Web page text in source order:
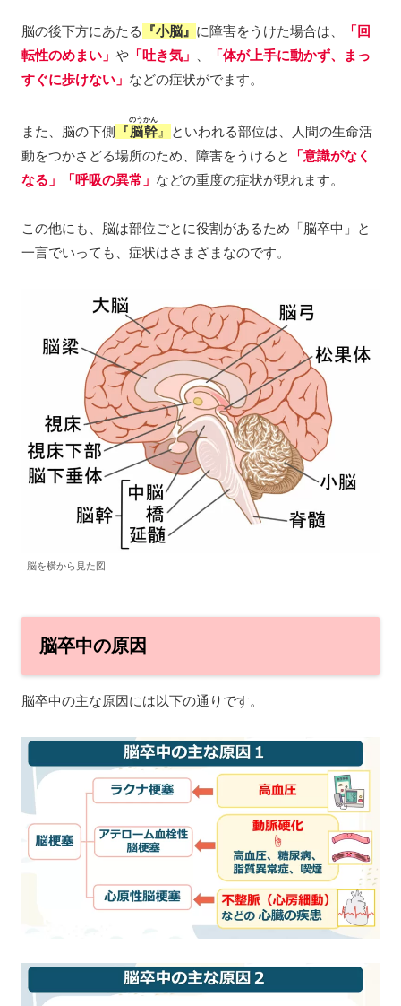
脳の後下方にあたる 『小脳』 に障害をうけた場合は、
「回
転性のめまい」 や 「吐き気」
「体が上手に動かず、まっ
すぐに歩けない」 などの症状がでます。
また、脳の下側 『脳幹
のうかん
』
といわれる部位は、人間の生命活
動をつかさどる場所のため、障害をうけると
「意識がなく
なる」「呼吸の異常」 などの重度の症状が現れます。
この他にも、脳は部位ごとに役割があるため「脳卒中」と
一言でいっても、症状はさまざまなのです。
脳を横から見た図
脳卒中の原因
脳卒中の主な原因には以下の通りです。